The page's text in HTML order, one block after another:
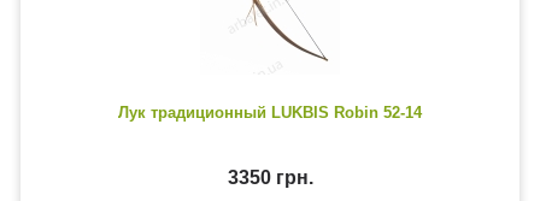
Лук традиционный LUKBIS Robin 52-14
3350 грн.